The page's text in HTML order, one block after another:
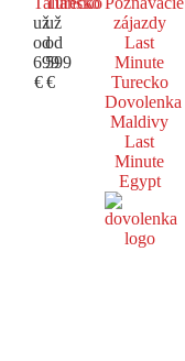
už
od
699
€
už
od
599
€
zájazdy
Last
Minute
Turecko
Dovolenka
Maldivy
Last
Minute
Egypt